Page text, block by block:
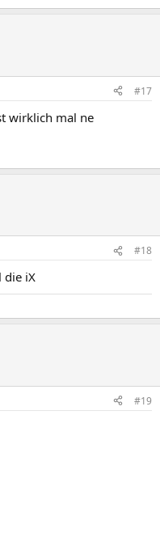
#17
wirklich mal ne
#18
die iX
#19